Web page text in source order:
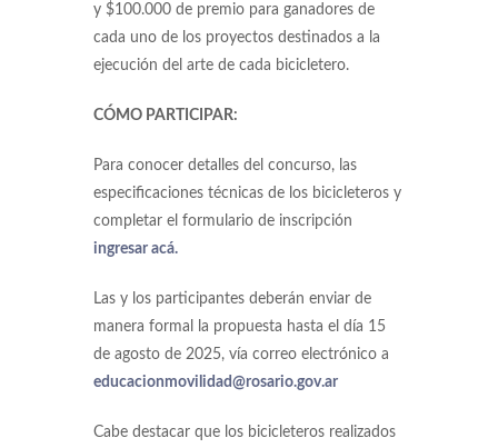
y $100.000 de premio para ganadores de
cada uno de los proyectos destinados a la
ejecución del arte de cada bicicletero.
CÓMO PARTICIPAR:
Para conocer detalles del concurso, las
especificaciones técnicas de los bicicleteros y
completar el formulario de inscripción
ingresar acá.
Las y los participantes deberán enviar de
manera formal la propuesta hasta el día 15
de agosto de 2025, vía correo electrónico a
educacionmovilidad@rosario.gov.ar
Cabe destacar que los bicicleteros realizados